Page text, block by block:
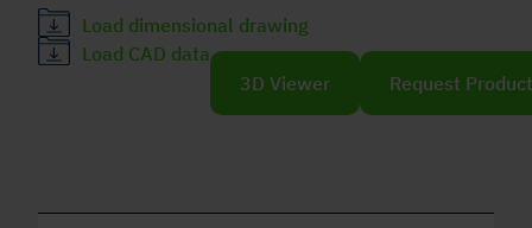
Load dimensional drawing
Load CAD data
3D Viewer
Request Product